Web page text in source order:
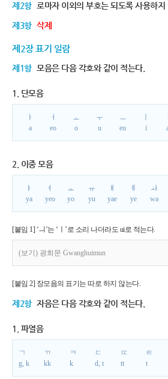
제2항 로마자 이외의 부호는 되도록 사용하지
제3항 삭제
제2장 표기 일람
제1항 모음은 다음 각호와 같이 적는다.
1. 단모음
ㅏ
a
ㅓ
eo
ㅗ
o
ㅜ
u
ㅡ
eu
i
2. 이중 모음
ㅑ
ya
ㅕ
yeo
ㅛ
yo
ㅠ
yu
ㅒ
yae
ㅖ
ye
ㅘ
wa
[붙임 1] ‘ㅢ’는 ‘ㅣ’로 소리 나더라도 ui로 적는다.
(보기) 광희문 Gwanghuimun
[붙임 2] 장모음의 표기는 따로 하지 않는다.
제2항 자음은 다음 각호와 같이 적는다.
1. 파열음
ㄱ
g, k
ㄲ
kk
ㅋ
k
ㄷ
d, t
ㄸ
tt
ㅌ
t